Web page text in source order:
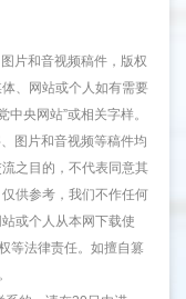
片和音视频稿件，版权
、网站或个人如有需要
央网站”或相关字样。
图片和音视频等稿件均
之目的，不代表同意其
供参考，我们不作任何
或个人从本网下载使
等法律责任。如擅自篡